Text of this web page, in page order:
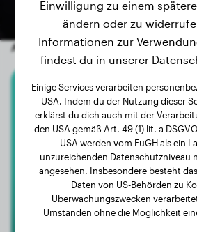
Andere zufällige Hunde
American Bully
Carlo
Einwilligung zu einem
ändern oder zu
Informationen zur
findest du in unserer
Einige Services verarbeiten
USA. Indem du der Nutzung dieser
erklärst du dich auch mit der
den USA gemäß Art. 49 (1) lit. a
USA werden vom EuGH als ein
unzureichenden Datenschutzniveau
angesehen. Insbesondere besteht
Daten von US-Behörden zu
Überwachungszwecken
Umständen ohne die Möglichkeit